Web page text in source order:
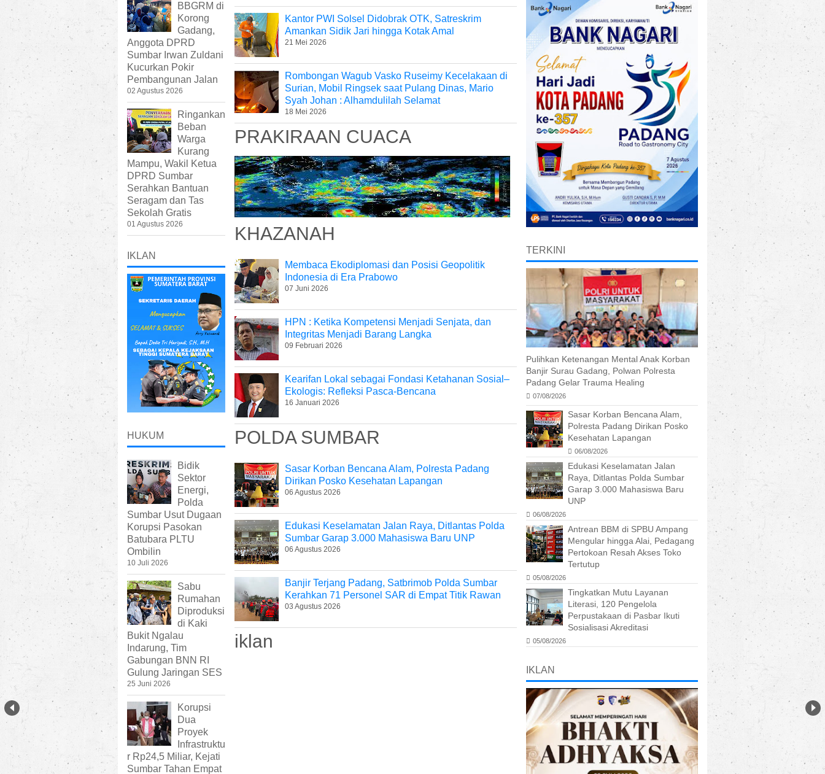
Kantor PWI Solsel Didobrak OTK, Satreskrim
Amankan Sidik Jari hingga Kotak Amal
21 Mei 2026
Rombongan Wagub Vasko Ruseimy Kecelakaan di
Surian, Mobil Ringsek saat Pulang Dinas, Mario
Syah Johan : Alhamdulilah Selamat
18 Mei 2026
PRAKIRAAN CUACA
KHAZANAH
Membaca Ekodiplomasi dan Posisi Geopolitik
Indonesia di Era Prabowo
07 Juni 2026
HPN : Ketika Kompetensi Menjadi Senjata, dan
Integritas Menjadi Barang Langka
09 Februari 2026
Kearifan Lokal sebagai Fondasi Ketahanan Sosial–
Ekologis: Refleksi Pasca-Bencana
16 Januari 2026
POLDA SUMBAR
Sasar Korban Bencana Alam, Polresta Padang
Dirikan Posko Kesehatan Lapangan
06 Agustus 2026
Edukasi Keselamatan Jalan Raya, Ditlantas Polda
Sumbar Garap 3.000 Mahasiswa Baru UNP
06 Agustus 2026
Banjir Terjang Padang, Satbrimob Polda Sumbar
Kerahkan 71 Personel SAR di Empat Titik Rawan
03 Agustus 2026
iklan
BBGRM di
Korong
Gadang,
Anggota DPRD
Sumbar Irwan Zuldani
Kucurkan Pokir
Pembangunan Jalan
02 Agustus 2026
Ringankan
Beban
Warga
Kurang
Mampu, Wakil Ketua
DPRD Sumbar
Serahkan Bantuan
Seragam dan Tas
Sekolah Gratis
01 Agustus 2026
IKLAN
HUKUM
Bidik
Sektor
Energi,
Polda
Sumbar Usut Dugaan
Korupsi Pasokan
Batubara PLTU
Ombilin
10 Juli 2026
Sabu
Rumahan
Diproduksi
di Kaki
Bukit Ngalau
Indarung, Tim
Gabungan BNN RI
Gulung Jaringan SES
25 Juni 2026
Korupsi
Dua
Proyek
Infrastruktu
r Rp24,5 Miliar, Kejati
Sumbar Tahan Empat
TERKINI
Pulihkan Ketenangan Mental Anak Korban
Banjir Surau Gadang, Polwan Polresta
Padang Gelar Trauma Healing
07/08/2026
Sasar Korban Bencana Alam,
Polresta Padang Dirikan Posko
Kesehatan Lapangan
06/08/2026
Edukasi Keselamatan Jalan
Raya, Ditlantas Polda Sumbar
Garap 3.000 Mahasiswa Baru
UNP
06/08/2026
Antrean BBM di SPBU Ampang
Mengular hingga Alai, Pedagang
Pertokoan Resah Akses Toko
Tertutup
05/08/2026
Tingkatkan Mutu Layanan
Literasi, 120 Pengelola
Perpustakaan di Pasbar Ikuti
Sosialisasi Akreditasi
05/08/2026
IKLAN